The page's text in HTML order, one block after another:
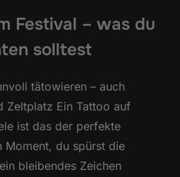
Festival – was du
solltest
tätowieren – auch
Zeltplatz Ein Tattoo auf
ist das der perfekte
Moment, du spürst die
bleibendes Zeichen